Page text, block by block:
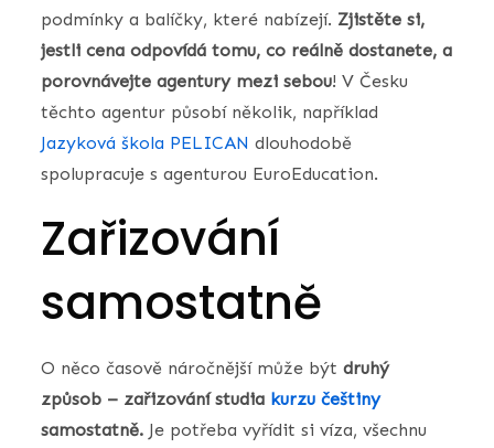
podmínky a balíčky, které nabízejí. Zjistěte si,
jestli cena odpovídá tomu, co reálně dostanete, a
porovnávejte agentury mezi sebou! V Česku
těchto agentur působí několik, například
Jazyková škola PELICAN dlouhodobě
spolupracuje s agenturou EuroEducation.
Zařizování
samostatně
O něco časově náročnější může býtdruhý
způsob – zařizování studia kurzu češtiny
samostatně. Je potřeba vyřídit si víza, všechnu